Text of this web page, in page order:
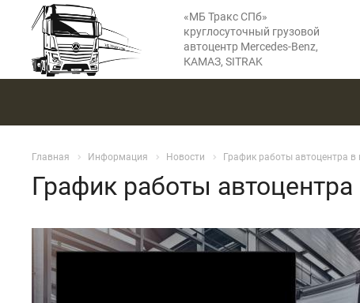
«МБ Тракс СПб»
круглосуточный грузовой
автоцентр Mercedes-Benz,
КАМАЗ, SITRAK
Главная Информация Новости График работы автоцентра
График работы